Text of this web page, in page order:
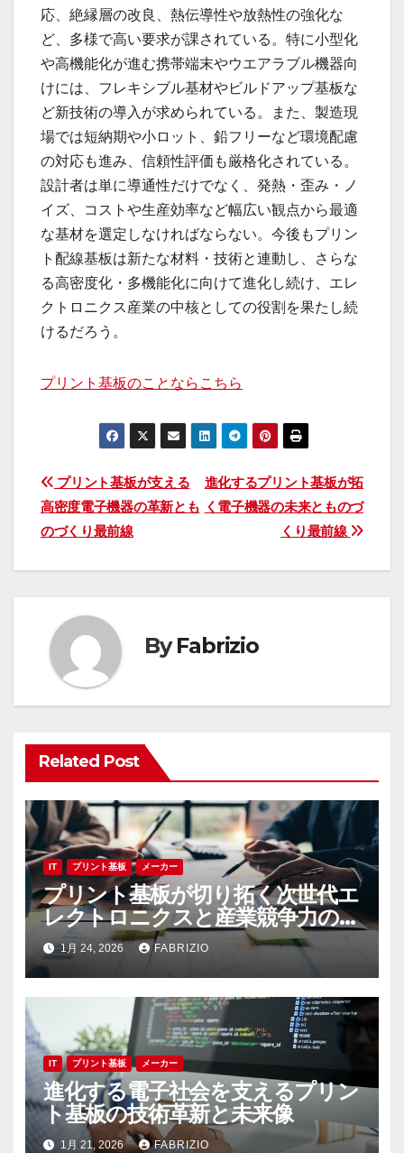
応、絶縁層の改良、熱伝導性や放熱性の強化な
ど、多様で高い要求が課されている。特に小型化
や高機能化が進む携帯端末やウエアラブル機器向
けには、フレキシブル基材やビルドアップ基板な
ど新技術の導入が求められている。また、製造現
場では短納期や小ロット、鉛フリーなど環境配慮
の対応も進み、信頼性評価も厳格化されている。
設計者は単に導通性だけでなく、発熱・歪み・ノ
イズ、コストや生産効率など幅広い観点から最適
な基材を選定しなければならない。今後もプリン
ト配線基板は新たな材料・技術と連動し、さらな
る高密度化・多機能化に向けて進化し続け、エレ
クトロニクス産業の中核としての役割を果たし続
けるだろう。
プリント基板のことならこちら
投
稿
ナ
ゲ
ー
シ
ョ
ン
進化するプリント基板が拓
く電子機器の未来とものづ
くり最前線
プリント基板が支える
高密度電子機器の革新とも
のづくり最前線
ByFabrizio
Related Post
IT プリント基板 メーカー
プリント基板が切り拓く次世代エ
レクトロニクスと産業競争力の未
来展望
1月 24, 2026 FABRIZIO
IT プリント基板 メーカー
進化する電子社会を支えるプリン
ト基板の技術革新と未来像
1月 21, 2026 FABRIZIO